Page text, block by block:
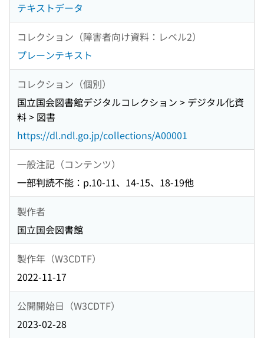
テキストデータ
コレクション（障害者向け資料：レベル2）
プレーンテキスト
コレクション（個別）
国立国会図書館デジタルコレクション > デジタル化資
料 > 図書
https://dl.ndl.go.jp/collections/A00001
一般注記（コンテンツ）
一部判読不能：p.10-11、14-15、18-19他
製作者
国立国会図書館
製作年（W3CDTF）
2022-11-17
公開開始日（W3CDTF）
2023-02-28